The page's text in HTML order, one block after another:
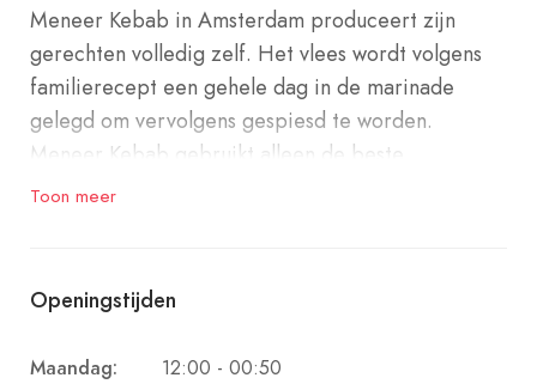
Meneer Kebab in Amsterdam produceert zijn
gerechten volledig zelf. Het vlees wordt volgens
familierecept een gehele dag in de marinade
gelegd om vervolgens gespiesd te worden.
Meneer Kebab gebruikt alleen de beste
ingrediënten voor zijn gerechten. Hij bereid alles
streetfood rondom Nederland, op hoger niveau te
Toon meer
Openingstijden
Maandag: 12:00 - 00:50